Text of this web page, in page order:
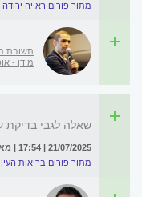
מתוך פורום ראייה
תשובת
מידן -
שאלה לגבי בדיקת
21/07/2025 | 17:54 | מאת: מאי
מתוך פורום בריאות העין